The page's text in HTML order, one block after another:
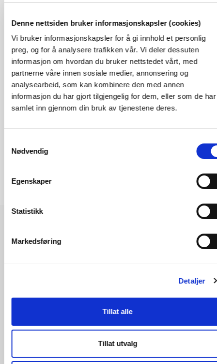
Denne nettsiden bruker informasjonskapsler (cookies)
Vi bruker informasjonskapsler for å gi innhold et personlig
preg, og for å analysere trafikken vår. Vi deler dessuten
informasjon om hvordan du bruker nettstedet vårt, med
partnerne våre innen sosiale medier, annonsering og
analysearbeid, som kan kombinere den med annen
informasjon du har gjort tilgjengelig for dem, eller som de har
samlet inn gjennom din bruk av tjenestene deres.
Nødvendig
Egenskaper
Statistikk
Markedsføring
Detaljer
Tillat alle
Tillat utvalg
tlf: 229 59 368
Martina Halhjem Grøttå, rådgiver
marg@nve.no
tlf: 22 95 92 98